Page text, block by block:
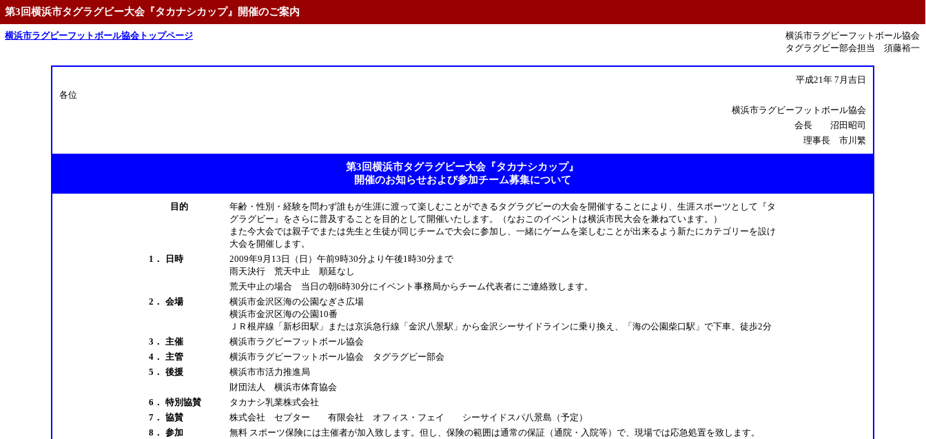
第3回横浜市タグラグビー大会『タカナシカップ』開催のご案内
横浜市ラグビーフットボール協会トップページ
横浜市ラグビーフットボール協会
タグラグビー部会担当 須藤裕一
平成21年 7月吉日
各位
横浜市ラグビーフットボール協会
会長 沼田昭司
理事長 市川繁
第3回横浜市タグラグビー大会『タカナシカップ』
開催のお知らせおよび参加チーム募集について
目的
年齢・性別・経験を問わず誰もが生涯に渡って楽しむことができるタグラグビーの大会を開催することにより、生涯スポーツとして『タ
グラグビー』をさらに普及することを目的として開催いたします。（なおこのイベントは横浜市民大会を兼ねています。）
また今大会では親子でまたは先生と生徒が同じチームで大会に参加し、一緒にゲームを楽しむことが出来るよう新たにカテゴリーを設け
大会を開催します。
1．
日時
2009年9月13日（日）午前9時30分より午後1時30分まで
雨天決行 荒天中止 順延なし
荒天中止の場合 当日の朝6時30分にイベント事務局からチーム代表者にご連絡致します。
2． 会場
横浜市金沢区海の公園なぎさ広場
横浜市金沢区海の公園10番
ＪＲ根岸線「新杉田駅」または京浜急行線「金沢八景駅」から金沢シーサイドラインに乗り換え、「海の公園柴口駅」で下車、徒歩2分
3． 主催
横浜市ラグビーフットボール協会
4． 主管
横浜市ラグビーフットボール協会 タグラグビー部会
5． 後援
横浜市市活力推進局
財団法人 横浜市体育協会
6． 特別協賛
タカナシ乳業株式会社
7． 協賛
株式会社 セプター 有限会社 オフィス・フェイ シーサイドスパ八景島（予定）
8． 参加
無料 スポーツ保険には主催者が加入致します。但し、保険の範囲は通常の保証（通院・入院等）で、現場では応急処置を致します。